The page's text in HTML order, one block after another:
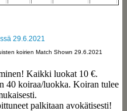
29.6.2021
koirien Match Shown 29.6.2021
Kaikki luokat 10 €.
40 koiraa/luokka. Koiran tulee
palkitaan avokätisesti!